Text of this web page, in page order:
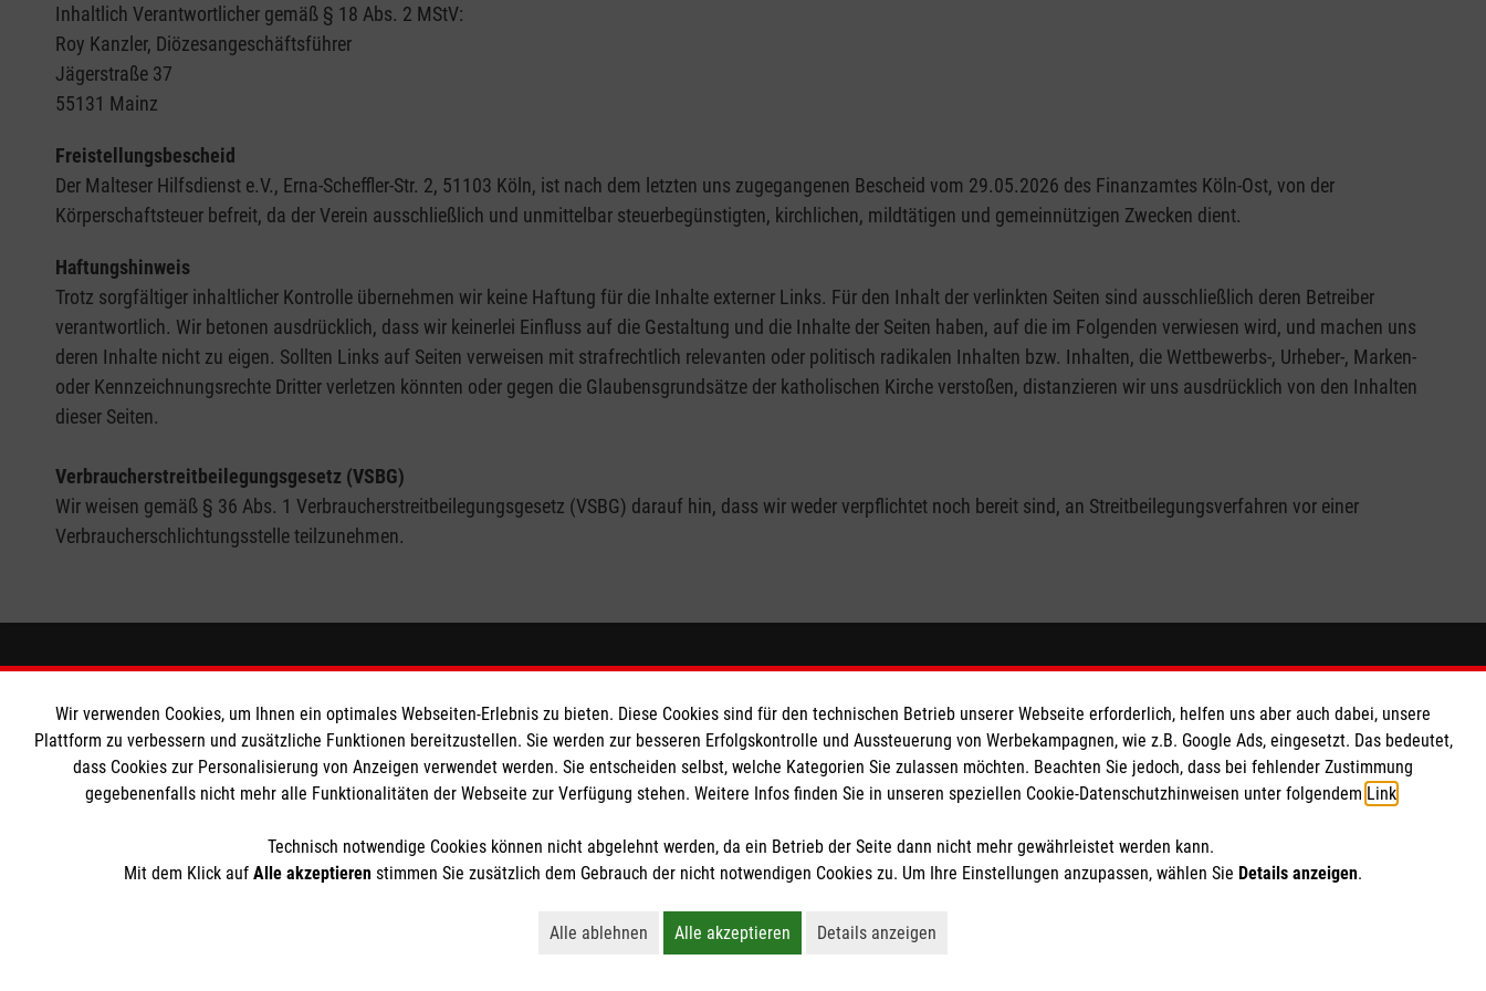
Inhaltlich Verantwortlicher gemäß § 18 Abs. 2 MStV:
Roy Kanzler, Diözesangeschäftsführer
Jägerstraße 37
55131 Mainz
Freistellungsbescheid
Der Malteser Hilfsdienst e.V., Erna-Scheffler-Str. 2, 51103 Köln, ist nach dem letzten uns zugegangenen Bescheid vom 29.05.2026 des Finanzamtes Köln-Ost, von der
Körperschaftsteuer befreit, da der Verein ausschließlich und unmittelbar steuerbegünstigten, kirchlichen, mildtätigen und gemeinnützigen Zwecken dient.
Haftungshinweis
Trotz sorgfältiger inhaltlicher Kontrolle übernehmen wir keine Haftung für die Inhalte externer Links. Für den Inhalt der verlinkten Seiten sind ausschließlich deren Betreiber
verantwortlich. Wir betonen ausdrücklich, dass wir keinerlei Einfluss auf die Gestaltung und die Inhalte der Seiten haben, auf die im Folgenden verwiesen wird, und machen uns
deren Inhalte nicht zu eigen. Sollten Links auf Seiten verweisen mit strafrechtlich relevanten oder politisch radikalen Inhalten bzw. Inhalten, die Wettbewerbs-, Urheber-, Marken-
oder Kennzeichnungsrechte Dritter verletzen könnten oder gegen die Glaubensgrundsätze der katholischen Kirche verstoßen, distanzieren wir uns ausdrücklich von den Inhalten
dieser Seiten.
Verbraucherstreitbeilegungsgesetz (VSBG)
Wir weisen gemäß § 36 Abs. 1 Verbraucherstreitbeilegungsgesetz (VSBG) darauf hin, dass wir weder verpflichtet noch bereit sind, an Streitbeilegungsverfahren vor einer
Verbraucherschlichtungsstelle teilzunehmen.
Informationen
Impressum
Datenschutz
Barrierefreiheit
Die Malteser
Malteser in Deutschland
Malteserorden
Sharepoint
Spendenkonto
Malteser Hilfsdienst e.V.
Pax-Bank für Kirche und Caritas eG
IBAN: DE70 3706 0193 4001 1551 60
So finden Sie uns
Burkhardstraße 31
67549 Worms
Telefon:06241 84931-13
worms.de
Wir verwenden Cookies, um Ihnen ein optimales Webseiten-Erlebnis zu bieten. Diese Cookies sind für den technischen Betrieb unserer Webseite erforderlich, helfen uns aber auch dabei, unsere
Plattform zu verbessern und zusätzliche Funktionen bereitzustellen. Sie werden zur besseren Erfolgskontrolle und Aussteuerung von Werbekampagnen, wie z.B. Google Ads, eingesetzt. Das bedeutet,
dass Cookies zur Personalisierung von Anzeigen verwendet werden. Sie entscheiden selbst, welche Kategorien Sie zulassen möchten. Beachten Sie jedoch, dass bei fehlender Zustimmung
gegebenenfalls nicht mehr alle Funktionalitäten der Webseite zur Verfügung stehen. Weitere Infos finden Sie in unseren speziellen Cookie-Datenschutzhinweisen unter folgendem Link
Technisch notwendige Cookies können nicht abgelehnt werden, da ein Betrieb der Seite dann nicht mehr gewährleistet werden kann.
Mit dem Klick auf Alle akzeptieren stimmen Sie zusätzlich dem Gebrauch der nicht notwendigen Cookies zu. Um Ihre Einstellungen anzupassen, wählen Sie Details anzeigen.
Alle ablehnen
Lehnt alle nicht-essentiellen Cookies ab
Alle akzeptieren
Akzeptiert alle Cookies einschließlich Marketing und Analyse
Details anzeigen